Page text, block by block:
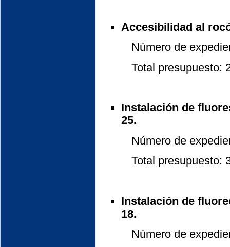
Accesibilidad al
Número de
Total presupuesto:
Instalación de
25.
Número de
Total presupuesto:
Instalación de
18.
Número de